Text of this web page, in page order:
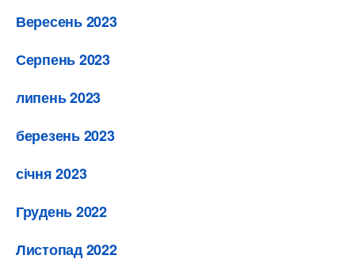
Вересень 2023
Серпень 2023
липень 2023
березень 2023
січня 2023
Грудень 2022
Листопад 2022